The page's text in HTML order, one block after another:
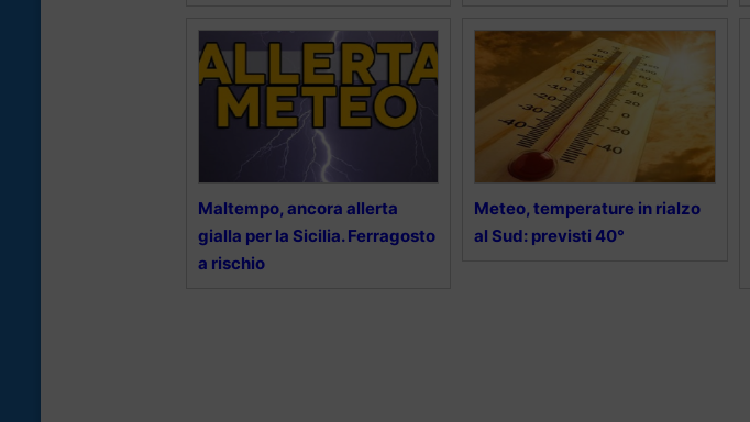
Maltempo, ancora allerta
gialla per la Sicilia. Ferragosto
a rischio
Meteo, temperature in rialzo
al Sud: previsti 40°